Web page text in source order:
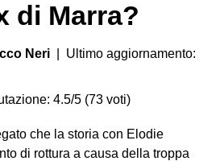
di Marra?
Neri | Ultimo aggiornamento:
4.5/5 (73 voti)
che la storia con Elodie
di rottura a causa della troppa